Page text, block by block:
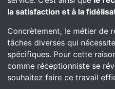
la satisfaction et à la
Concrètement, le métier de
tâches diverses qui
spécifiques. Pour cette
comme réceptionniste se
souhaitez faire ce travail